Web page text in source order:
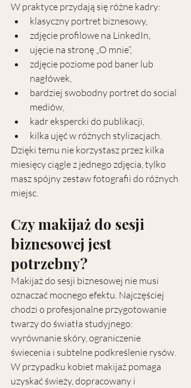
W praktyce przydają się różne kadry:
klasyczny portret biznesowy,
zdjęcie profilowe na LinkedIn,
ujęcie na stronę „O mnie”,
zdjęcie poziome pod baner lub
nagłówek,
bardziej swobodny portret do social
mediów,
kadr ekspercki do publikacji,
kilka ujęć w różnych stylizacjach.
Dzięki temu nie korzystasz przez kilka
miesięcy ciągle z jednego zdjęcia, tylko
masz spójny zestaw fotografii do różnych
miejsc.
Czy makijaż do sesji
biznesowej jest
potrzebny?
Makijaż do sesji biznesowej nie musi
oznaczać mocnego efektu. Najczęściej
chodzi o profesjonalne przygotowanie
twarzy do światła studyjnego:
wyrównanie skóry, ograniczenie
świecenia i subtelne podkreślenie rysów.
W przypadku kobiet makijaż pomaga
uzyskać świeży, dopracowany i